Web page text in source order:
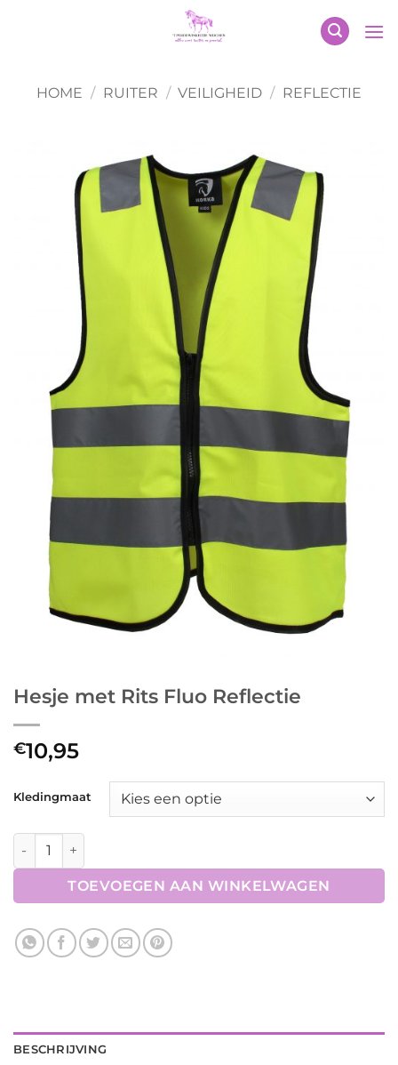
HOME / RUITER / VEILIGHEID / REFLECTIE
Hesje met Rits Fluo Reflectie
€10,95
Kledingmaat
Hesje met Rits Fluo Reflectie aantal
TOEVOEGEN AAN WINKELWAGEN
BESCHRIJVING